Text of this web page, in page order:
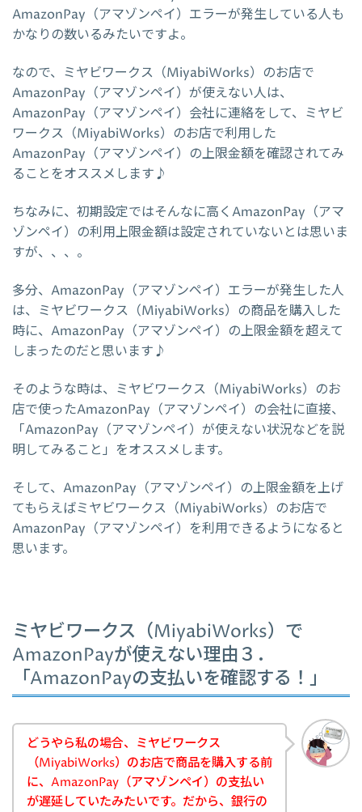
AmazonPay（アマゾンペイ）エラーが発生している人も
かなりの数いるみたいですよ。
なので、ミヤビワークス（MiyabiWorks）のお店で
AmazonPay（アマゾンペイ）が使えない人は、
AmazonPay（アマゾンペイ）会社に連絡をして、ミヤビ
ワークス（MiyabiWorks）のお店で利用した
AmazonPay（アマゾンペイ）の上限金額を確認されてみ
ることをオススメします♪
ちなみに、初期設定ではそんなに高くAmazonPay（アマ
ゾンペイ）の利用上限金額は設定されていないとは思いま
すが、、、。
多分、AmazonPay（アマゾンペイ）エラーが発生した人
は、ミヤビワークス（MiyabiWorks）の商品を購入した
時に、AmazonPay（アマゾンペイ）の上限金額を超えて
しまったのだと思います♪
そのような時は、ミヤビワークス（MiyabiWorks）のお
店で使ったAmazonPay（アマゾンペイ）の会社に直接、
「AmazonPay（アマゾンペイ）が使えない状況などを説
明してみること」をオススメします。
そして、AmazonPay（アマゾンペイ）の上限金額を上げ
てもらえばミヤビワークス（MiyabiWorks）のお店で
AmazonPay（アマゾンペイ）を利用できるようになると
思います。
ミヤビワークス（MiyabiWorks）で
AmazonPayが使えない理由３．
「AmazonPayの支払いを確認する！」
どうやら私の場合、ミヤビワークス
（MiyabiWorks）のお店で商品を購入する前
に、AmazonPay（アマゾンペイ）の支払い
が遅延していたみたいです。だから、銀行の